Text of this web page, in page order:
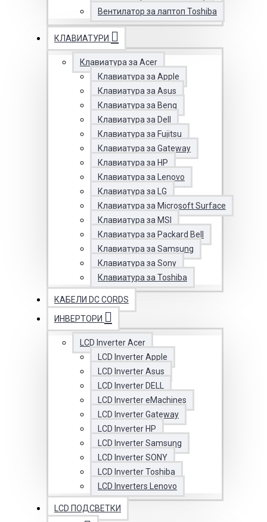
Вентилатор за лаптоп Toshiba
КЛАВИАТУРИ
Клавиатура за Acer
Клавиатура за Apple
Клавиатура за Asus
Клавиатура за Benq
Клавиатура за Dell
Клавиатура за Fujitsu
Клавиатура за Gateway
Клавиатура за HP
Клавиатура за Lenovo
Клавиатура за LG
Клавиатура за Microsoft Surface
Клавиатура за MSI
Клавиатура за Packard Bell
Клавиатура за Samsung
Клавиатура за Sony
Клавиатура за Toshiba
КАБЕЛИ DC CORDS
ИНВЕРТОРИ
LCD Inverter Acer
LCD Inverter Apple
LCD Inverter Asus
LCD Inverter DELL
LCD Inverter eMachines
LCD Inverter Gateway
LCD Inverter HP
LCD Inverter Samsung
LCD Inverter SONY
LCD Inverter Toshiba
LCD Inverters Lenovo
LCD ПОДСВЕТКИ